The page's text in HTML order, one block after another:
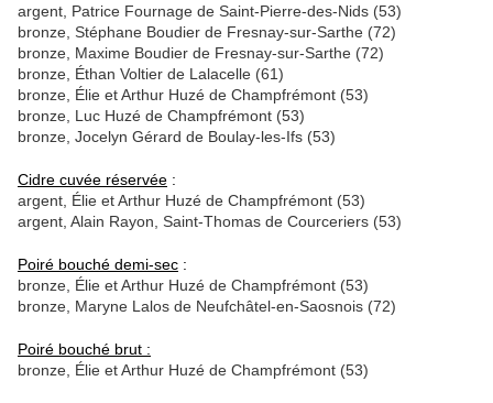
argent, Patrice Fournage de Saint-Pierre-des-Nids (53)
bronze, Stéphane Boudier de Fresnay-sur-Sarthe (72)
bronze, Maxime Boudier de Fresnay-sur-Sarthe (72)
bronze, Éthan Voltier de Lalacelle (61)
bronze, Élie et Arthur Huzé de Champfrémont (53)
bronze, Luc Huzé de Champfrémont (53)
bronze, Jocelyn Gérard de Boulay-les-Ifs (53)
Cidre cuvée réservée :
argent, Élie et Arthur Huzé de Champfrémont (53)
argent, Alain Rayon, Saint-Thomas de Courceriers (53)
Poiré bouché demi-sec :
bronze, Élie et Arthur Huzé de Champfrémont (53)
bronze, Maryne Lalos de Neufchâtel-en-Saosnois (72)
Poiré bouché brut :
bronze, Élie et Arthur Huzé de Champfrémont (53)